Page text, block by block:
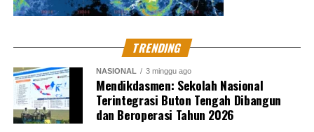
TRENDING
NASIONAL 3 minggu ago
Mendikdasmen: Sekolah Nasional
Terintegrasi Buton Tengah Dibangun
dan Beroperasi Tahun 2026